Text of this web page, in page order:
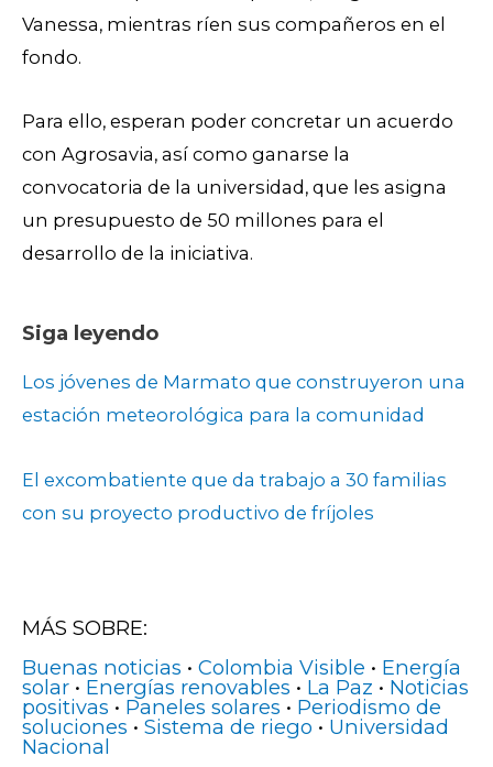
Vanessa, mientras ríen sus compañeros en el
fondo.
Para ello, esperan poder concretar un acuerdo
con Agrosavia, así como ganarse la
convocatoria de la universidad, que les asigna
un presupuesto de 50 millones para el
desarrollo de la iniciativa.
Siga leyendo
Los jóvenes de Marmato que construyeron una
estación meteorológica para la comunidad
El excombatiente que da trabajo a 30 familias
con su proyecto productivo de fríjoles
MÁS SOBRE:
Buenas noticias • Colombia Visible • Energía
solar • Energías renovables • La Paz • Noticias
positivas • Paneles solares • Periodismo de
soluciones • Sistema de riego • Universidad
Nacional